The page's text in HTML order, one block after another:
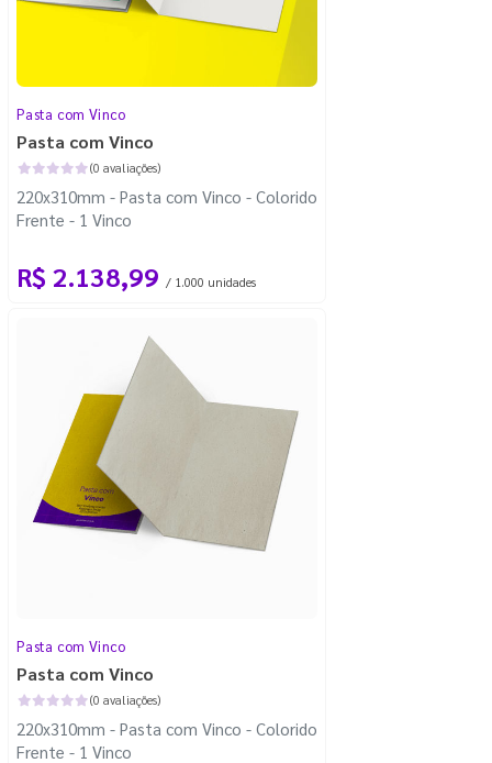
Pasta com Vinco
Pasta com Vinco
(0 avaliações)
220x310mm - Pasta com Vinco - Colorido
Frente - 1 Vinco
R$ 2.138,99 / 1.000 unidades
Pasta com Vinco
Pasta com Vinco
(0 avaliações)
220x310mm - Pasta com Vinco - Colorido
Frente - 1 Vinco